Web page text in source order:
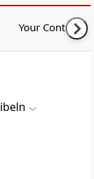
Your Content